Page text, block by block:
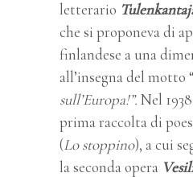
letterario
che si proponeva di
finlandese a una
all’insegna del motto “
sull’Europa!”. Nel
prima raccolta di
(Lo stoppino), a cui
la seconda opera